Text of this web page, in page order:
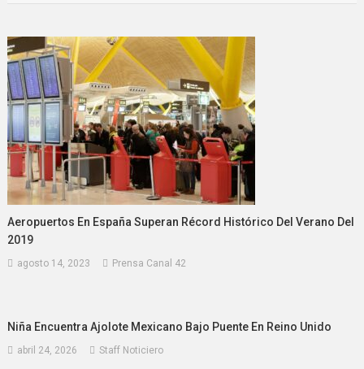
Aeropuertos En España Superan Récord Histórico Del Verano Del
2019
agosto 14, 2023 Prensa Canal 42
Niña Encuentra Ajolote Mexicano Bajo Puente En Reino Unido
abril 24, 2026 Staff Noticiero